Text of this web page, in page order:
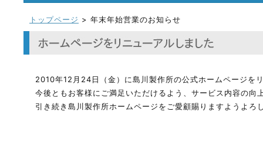
トップページ > 年末年始営業のお知らせ
2010年12月24日（金）に島川製作所の公式ホームページを
今後ともお客様にご満足いただけるよう、サービス内容の向
引き続き島川製作所ホームページをご愛顧賜りますようよろ